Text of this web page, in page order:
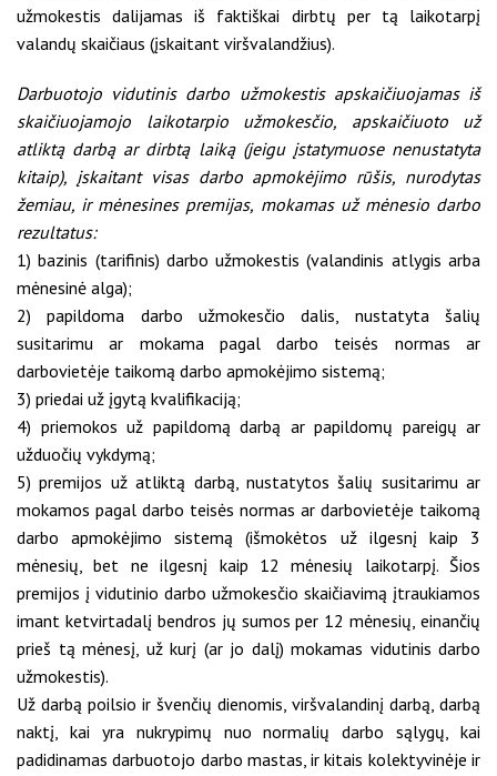
užmokestis dalijamas iš faktiškai dirbtų per tą laikotarpį
valandų skaičiaus (įskaitant viršvalandžius).
Darbuotojo vidutinis darbo užmokestis apskaičiuojamas iš
skaičiuojamojo laikotarpio užmokesčio, apskaičiuoto už
atliktą darbą ar dirbtą laiką (jeigu įstatymuose nenustatyta
kitaip), įskaitant visas darbo apmokėjimo rūšis, nurodytas
žemiau, ir mėnesines premijas, mokamas už mėnesio darbo
rezultatus:
1) bazinis (tarifinis) darbo užmokestis (valandinis atlygis arba
mėnesinė alga);
2) papildoma darbo užmokesčio dalis, nustatyta šalių
susitarimu ar mokama pagal darbo teisės normas ar
darbovietėje taikomą darbo apmokėjimo sistemą;
3) priedai už įgytą kvalifikaciją;
4) priemokos už papildomą darbą ar papildomų pareigų ar
užduočių vykdymą;
5) premijos už atliktą darbą, nustatytos šalių susitarimu ar
mokamos pagal darbo teisės normas ar darbovietėje taikomą
darbo apmokėjimo sistemą (išmokėtos už ilgesnį kaip 3
mėnesių, bet ne ilgesnį kaip 12 mėnesių laikotarpį. Šios
premijos į vidutinio darbo užmokesčio skaičiavimą įtraukiamos
imant ketvirtadalį bendros jų sumos per 12 mėnesių, einančių
prieš tą mėnesį, už kurį (ar jo dalį) mokamas vidutinis darbo
užmokestis).
Už darbą poilsio ir švenčių dienomis, viršvalandinį darbą, darbą
naktį, kai yra nukrypimų nuo normalių darbo sąlygų, kai
padidinamas darbuotojo darbo mastas, ir kitais kolektyvinėje ir